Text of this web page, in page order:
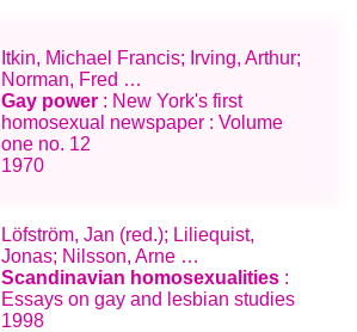
Itkin, Michael Francis; Irving, Arthur;
Norman, Fred …
Gay power : New York's first
homosexual newspaper : Volume
one no. 12
1970
Löfström, Jan (red.); Liliequist,
Jonas; Nilsson, Arne …
Scandinavian homosexualities :
Essays on gay and lesbian studies
1998